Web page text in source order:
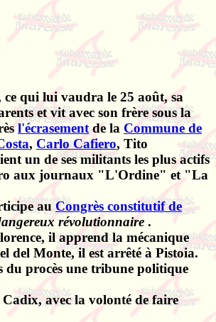
qui lui vaudra le 25 août, sa
et vit avec son frère sous la
l'écrasementde la Commune de
, Carlo Cafiero, Tito
un de ses militants les plus actifs
aux journaux "L'Ordine" et "La
auCongrès constitutif de
révolutionnaire .
il apprend la mécanique
del Monte, il est arrêté à Pistoia.
du procès une tribune politique
avec la volonté de faire